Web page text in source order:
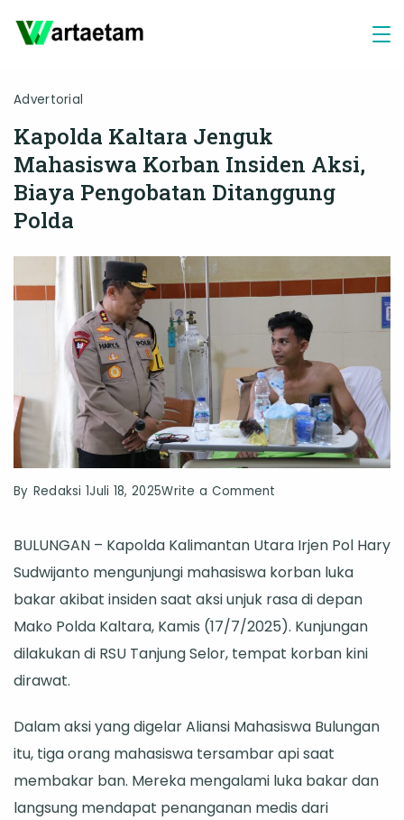
Advertorial
Kapolda Kaltara Jenguk
Mahasiswa Korban Insiden Aksi,
Biaya Pengobatan Ditanggung
Polda
By Redaksi 1Juli 18, 2025Write a Comment
Kaltara
Jenguk
Mahasiswa
Korban
Insiden
Pengobatan
Ditanggung
Polda
BULUNGAN – Kapolda Kalimantan Utara Irjen Pol Hary
Sudwijanto mengunjungi mahasiswa korban luka
bakar akibat insiden saat aksi unjuk rasa di depan
Mako Polda Kaltara, Kamis (17/7/2025). Kunjungan
dilakukan di RSU Tanjung Selor, tempat korban kini
dirawat.
Dalam aksi yang digelar Aliansi Mahasiswa Bulungan
itu, tiga orang mahasiswa tersambar api saat
membakar ban. Mereka mengalami luka bakar dan
langsung mendapat penanganan medis dari